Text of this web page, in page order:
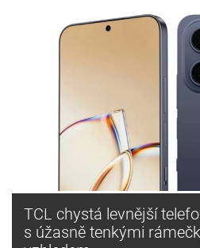
TCL chystá levnější
s úžasně tenkými